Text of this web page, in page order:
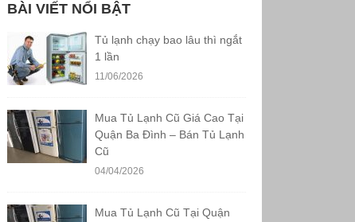
BÀI VIẾT NỔI BẬT
Tủ lạnh chạy bao lâu thì ngắt
1 lần
11/06/2026
Mua Tủ Lạnh Cũ Giá Cao Tại
Quận Ba Đình – Bán Tủ Lạnh
Cũ
04/04/2026
Mua Tủ Lạnh Cũ Tại Quận